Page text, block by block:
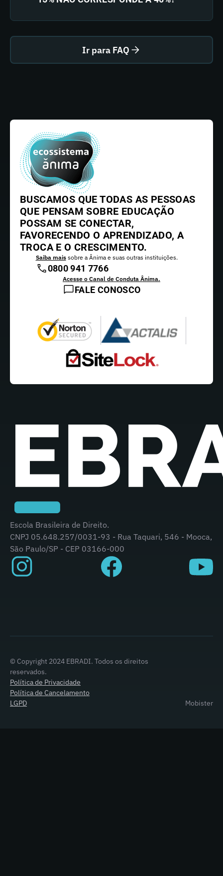
Ir para FAQ
BUSCAMOS QUE TODAS AS PESSOAS
QUE PENSAM SOBRE EDUCAÇÃO
POSSAM SE CONECTAR,
FAVORECENDO O APRENDIZADO, A
TROCA E O CRESCIMENTO.
Saiba maissobre a Ânima e suas outras instituições.
0800 941 7766
Acesse o Canal de Conduta Ânima.
FALE CONOSCO
Escola Brasileira de Direito.
CNPJ 05.648.257/0031-93 - Rua Taquari, 546 - Mooca,
São Paulo/SP - CEP 03166-000
© Copyright 2024 EBRADI. Todos os direitos
reservados.
Política de Privacidade
Política de Cancelamento
LGPD
Mobister